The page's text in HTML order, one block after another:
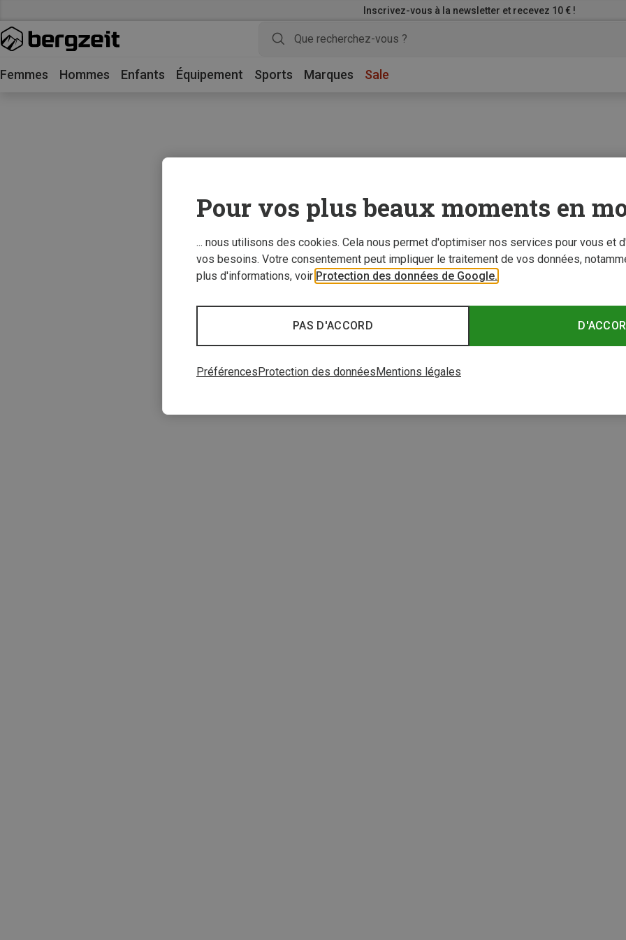
Inscrivez-vous à la newsletter et recevez 10 € !
Femmes Hommes Enfants Équipement Sports Marques Sale
Pour vos plus beaux moments en
... nous utilisons des cookies. Cela nous permet d'optimiser nos services pour vous et
vos besoins. Votre consentement peut impliquer le traitement de vos données,
plus d'informations, voir Protection des données de Google.
PAS D'ACCORD
PréférencesProtection des donnéesMentions légales